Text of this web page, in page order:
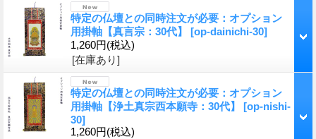
特定の仏壇との同時注文が必要：オプション
用掛軸【真言宗：30代】 [op-dainichi-30]
1,260円(税込)
[在庫あり]
特定の仏壇との同時注文が必要：オプション
用掛軸【浄土真宗西本願寺：30代】 [op-nishi-
30]
1,260円(税込)